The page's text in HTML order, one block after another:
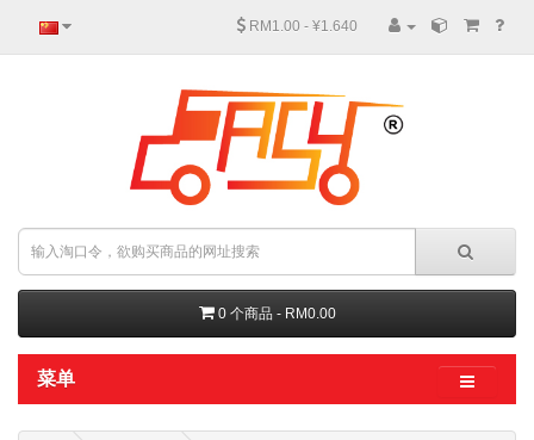
RM1.00 - ¥1.640
0 个商品 - RM0.00
菜单